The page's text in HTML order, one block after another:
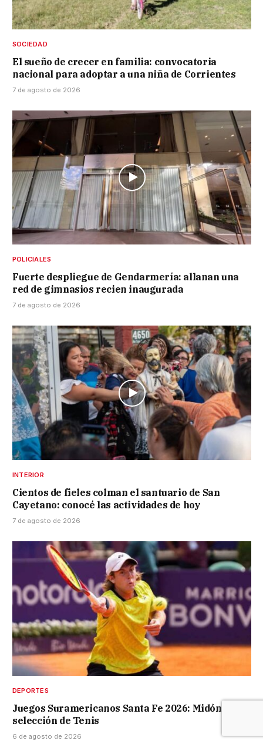
SOCIEDAD
El sueño de crecer en familia: convocatoria
nacional para adoptar a una niña de Corrientes
7 de agosto de 2026
POLICIALES
Fuerte despliegue de Gendarmería: allanan una
red de gimnasios recien inaugurada
7 de agosto de 2026
INTERIOR
Cientos de fieles colman el santuario de San
Cayetano: conocé las actividades de hoy
7 de agosto de 2026
DEPORTES
Juegos Suramericanos Santa Fe 2026: Midón en la
selección de Tenis
6 de agosto de 2026